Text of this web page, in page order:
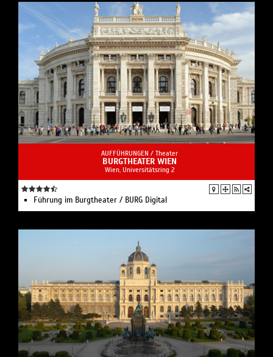
AUFFÜHRUNGEN / Theater
BURGTHEATER WIEN
Wien, Universitätsring 2
Führung im Burgtheater / BURG Digital